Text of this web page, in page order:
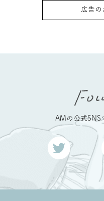
広告の
AMの公式SNS